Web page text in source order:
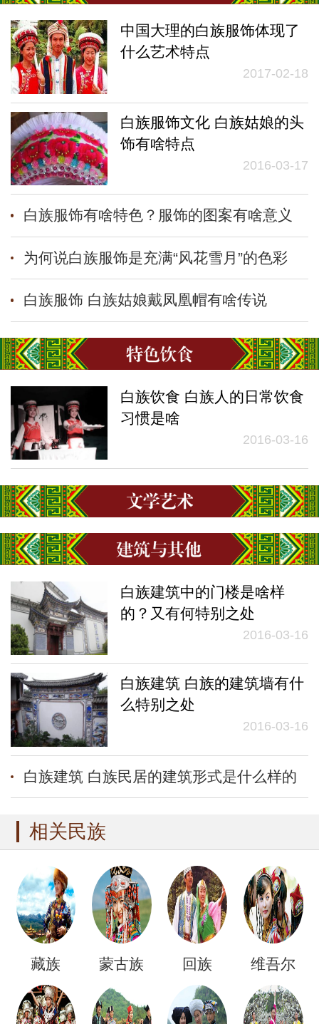
中国大理的白族服饰体现了
什么艺术特点
2017-02-18
白族服饰文化 白族姑娘的头
饰有啥特点
2016-03-17
白族服饰有啥特色？服饰的图案有啥意义
为何说白族服饰是充满“风花雪月”的色彩
白族服饰 白族姑娘戴凤凰帽有啥传说
白族饮食 白族人的日常饮食
习惯是啥
2016-03-16
白族建筑中的门楼是啥样
的？又有何特别之处
2016-03-16
白族建筑 白族的建筑墙有什
么特别之处
2016-03-16
白族建筑 白族民居的建筑形式是什么样的
相关民族
藏族 蒙古族 回族 维吾尔
族